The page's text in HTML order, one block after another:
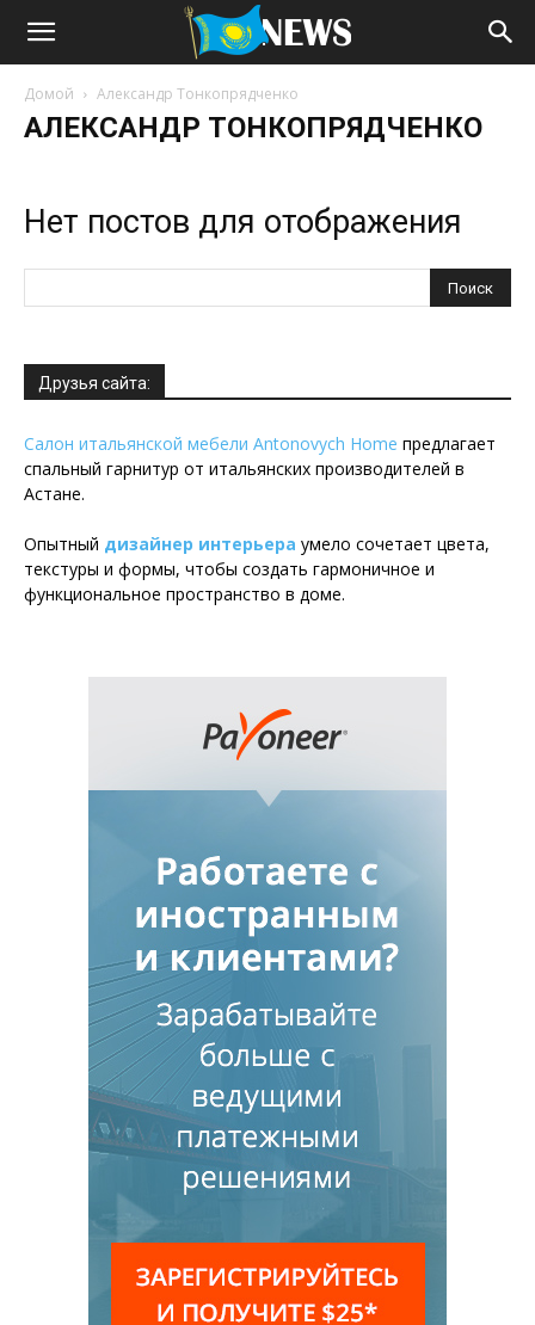
Домой Александр Тонкопрядченко
АЛЕКСАНДР ТОНКОПРЯДЧЕНКО
Нет постов для отображения
Друзья сайта:
Салон итальянской мебели Antonovych Home предлагает
спальный гарнитур от итальянских производителей в
Астане.
Опытный дизайнер интерьера умело сочетает цвета,
текстуры и формы, чтобы создать гармоничное и
функциональное пространство в доме.